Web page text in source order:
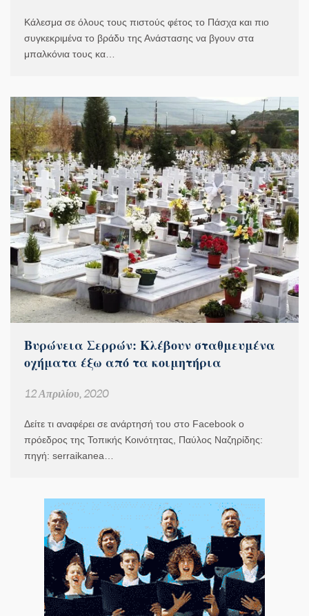
Κάλεσμα σε όλους τους πιστούς φέτος το Πάσχα και πιο
συγκεκριμένα το βράδυ της Ανάστασης να βγουν στα
μπαλκόνια τους κα…
Βυρώνεια Σερρών: Κλέβουν σταθμευμένα
οχήματα έξω από τα κοιμητήρια
12 Απριλίου, 2020
Δείτε τι αναφέρει σε ανάρτησή του στο Facebook ο
πρόεδρος της Τοπικής Κοινότητας, Παύλος Ναζηρίδης:
πηγή: serraikanea…